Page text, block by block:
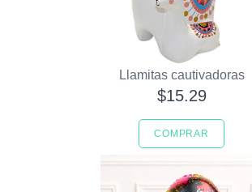
Llamitas cautivadoras
$15.29
COMPRAR